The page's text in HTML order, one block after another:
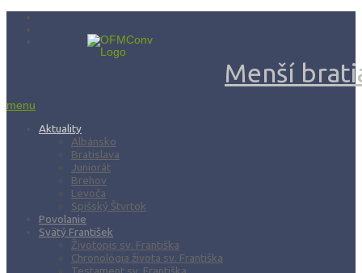
Menší
menu
Aktuality
Albánsko
Bratislava
Juniorát
Brehov
Levoča
Spišský Štvrtok
Povolanie
Svätý František
Životopis sv. Františka
Chronológia života sv. Františka